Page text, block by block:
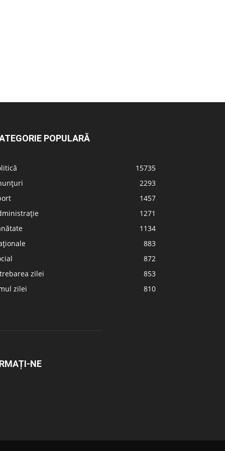
POPULARĂ
15735
2293
1457
1271
1134
883
872
zilei
853
zilei
810
NE